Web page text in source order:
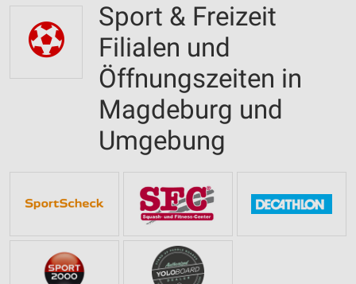
Sport & Freizeit
Filialen und
Öffnungszeiten in
Magdeburg und
Umgebung